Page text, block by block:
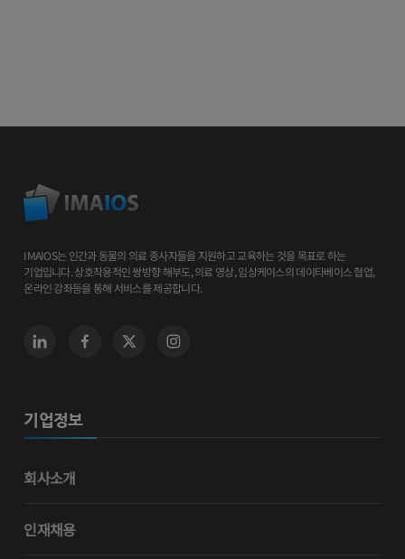
IMAIOS는 인간과 동물의 의료 종사자들을 지원하고 교육하는 것을 목표로 하는
기업입니다. 상호작용적인 쌍방향 해부도, 의료 영상, 임상케이스의 데이타베이스 협업,
온라인 강좌등을 통해 서비스를 제공합니다.
기업정보
회사소개
인재채용